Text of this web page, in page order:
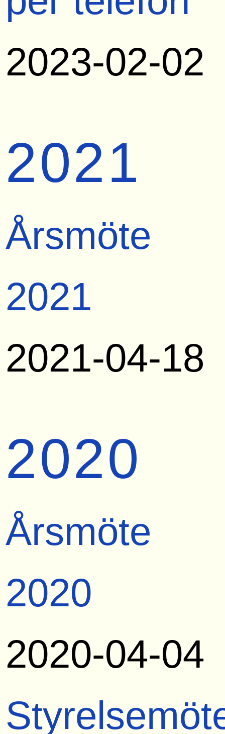
2023-02-02
2021
Årsmöte
2021
2021-04-18
2020
Årsmöte
2020
2020-04-04